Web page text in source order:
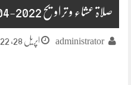
صلاۃ عشاء و تراویح 2022-04-27
administrator اپریل 28, 2022